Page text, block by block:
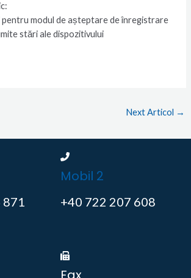
pentru modul de așteptare de înregistrare
stări ale dispozitivului
Next Articol →
871
Mobil 2
+40 722 207 608